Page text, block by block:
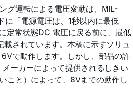
グ運転による電圧変動は、MIL-
に「電源電圧は、1秒以内に最低
定常状態DC 電圧に戻る前に、最低
載されています。本稿に示すソリュ
で動作します。しかし、部品の許
ーカーによって提供されるしきい
こと）によって、8Vまでの動作し